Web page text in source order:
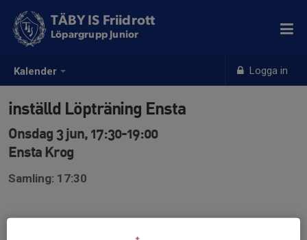
Kalender Logga in
TÄBY IS Friidrott
Löpargrupp Junior
inställd Löpträning Ensta
Onsdag 3 jun, 17:30-19:00
Ensta Krog
Samling: 17:30